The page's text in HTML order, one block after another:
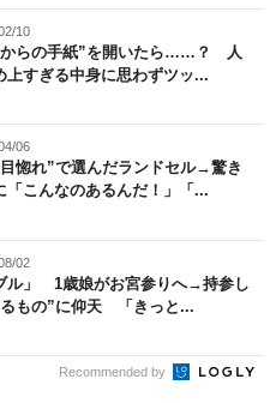
10
からの手紙”を開いたら……？ 人
上すぎる中身に思わずツッ...
06
惚れ”で選んだランドセル→驚き
「こんなのあるんだ！」「...
02
ル」 1歳娘がお宮参りへ→持参し
もの”に仰天 「きっと...
Recommended by